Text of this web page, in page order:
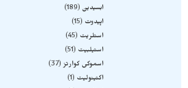
ابسیدین 189
اپیدوت
15
استلریت
45
استیلبیت
51
اسموکی کوارتز 37
اکتینولیت
1